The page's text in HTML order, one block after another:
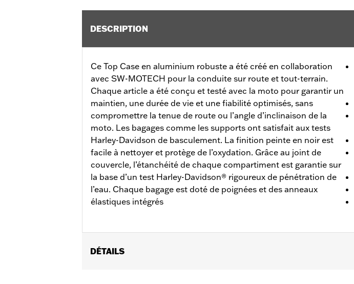
DESCRIPTION
Ce Top Case en aluminium robuste a été créé en collaboration
avec SW-MOTECH pour la conduite sur route et tout-terrain.
Chaque article a été conçu et testé avec la moto pour garantir un
maintien, une durée de vie et une fiabilité optimisés, sans
compromettre la tenue de route ou l’angle d’inclinaison de la
moto. Les bagages comme les supports ont satisfait aux tests
Harley-Davidson de basculement. La finition peinte en noir est
facile à nettoyer et protège de l’oxydation. Grâce au joint de
couvercle, l’étanchéité de chaque compartiment est garantie sur
la base d’un test Harley-Davidson® rigoureux de pénétration de
l’eau. Chaque bagage est doté de poignées et des anneaux
élastiques intégrés
DÉTAILS